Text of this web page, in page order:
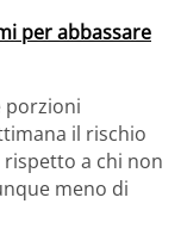
per abbassare
porzioni
il rischio
rispetto a chi non
meno di